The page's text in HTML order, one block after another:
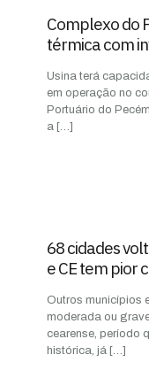
Complexo do
térmica com
Usina terá
em operação no
Portuário do
a […]
68 cidades
e CE tem pior
Outros municípios
moderada ou
cearense, período
histórica, já […]